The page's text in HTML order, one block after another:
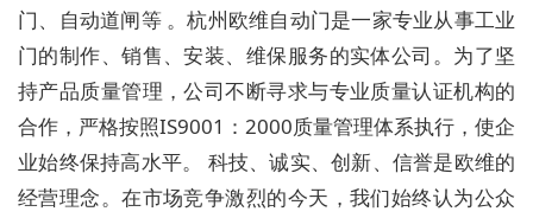
门、自动道闸等 。杭州欧维自动门是一家专业从事工业
门的制作、销售、安装、维保服务的实体公司。为了坚
持产品质量管理，公司不断寻求与专业质量认证机构的
合作，严格按照IS9001：2000质量管理体系执行，使企
业始终保持高水平。 科技、诚实、创新、信誉是欧维的
经营理念。在市场竞争激烈的今天，我们始终认为公众